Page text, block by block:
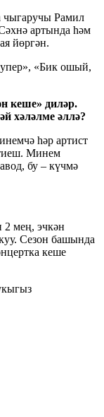
чыгаручы Рамил
артында һәм
йөргән.
«Бик ошый,
кеше» диләр.
хәләлме әллә?
һәр артист
Минем
бу – күчмә
2 мең, эчкән
Сезон башында
кеше